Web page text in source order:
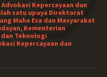
Advokasi Kepercayaan dan
satu upaya Direktorat
Maha Esa dan Masyarakat
Kementerian
Teknologi
Kepercayaan dan